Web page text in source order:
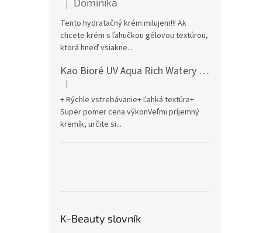
Hodnotenie produktu je 5 z 5 hviezdičiek.
|
Tento hydratačný krém milujem!!! Ak
chcete krém s ľahučkou gélovou textúrou,
ktorá hneď vsiakne...
Kao Bioré UV Aqua Rich Watery Essence Sunscreen SPF50+ PA++++ 70g
Hodnotenie produktu je 5 z 5 hviezdičiek.
|
+ Rýchle vstrebávanie+ Ľahká textúra+
Super pomer cena výkonVeľmi príjemný
kremík, určite si...
K-Beauty slovník